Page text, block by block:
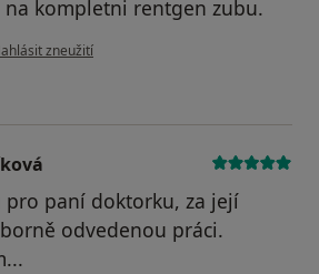
kompletni rentgen zubu.
názoru uživatele Váš účet byl odstraněn
zneužití
pro paní doktorku, za její
odvedenou práci.